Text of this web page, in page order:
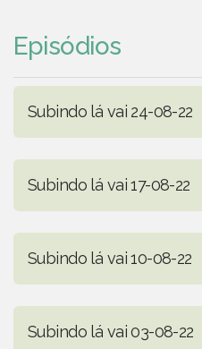
Episódios
Subindo lá vai 24-08-22
Subindo lá vai 17-08-22
Subindo lá vai 10-08-22
Subindo lá vai 03-08-22